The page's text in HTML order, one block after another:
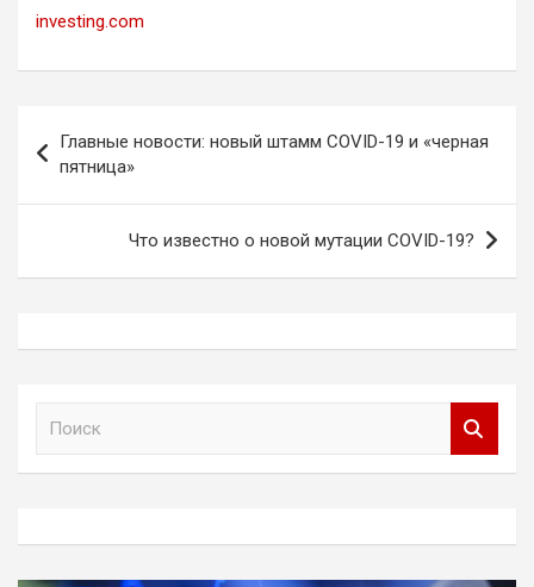
investing.com
по
записям
Главные новости: новый штамм COVID-19 и «черная
пятница»
Что известно о новой мутации COVID-19?